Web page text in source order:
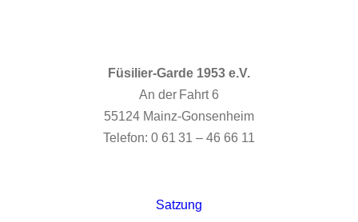
Füsilier-Garde 1953 e.V.
An der Fahrt 6
55124 Mainz-Gonsenheim
Telefon: 0 61 31 – 46 66 11
Satzung